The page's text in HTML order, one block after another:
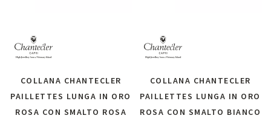
COLLANA CHANTECLER
PAILLETTES LUNGA IN ORO
ROSA CON SMALTO ROSA
COLLANA CHANTECLER
PAILLETTES LUNGA IN ORO
ROSA CON SMALTO BIANCO